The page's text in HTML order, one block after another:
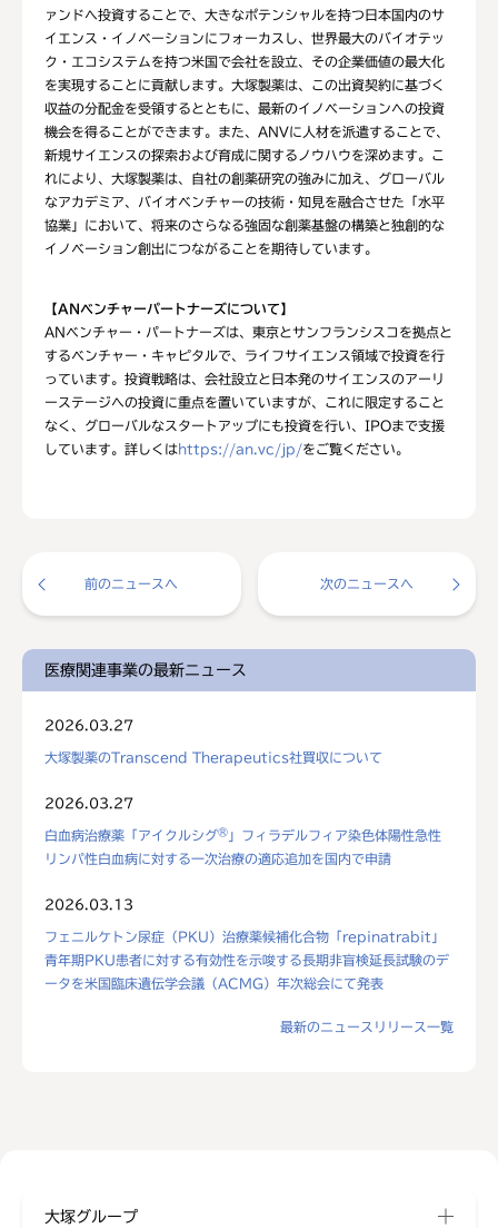
ァンドへ投資することで、大きなポテンシャルを持つ日本国内のサ
イエンス・イノベーションにフォーカスし、世界最大のバイオテッ
ク・エコシステムを持つ米国で会社を設立、その企業価値の最大化
を実現することに貢献します。大塚製薬は、この出資契約に基づく
収益の分配金を受領するとともに、最新のイノベーションへの投資
機会を得ることができます。また、ANVに人材を派遣することで、
新規サイエンスの探索および育成に関するノウハウを深めます。こ
れにより、大塚製薬は、自社の創薬研究の強みに加え、グローバル
なアカデミア、バイオベンチャーの技術・知見を融合させた「水平
協業」において、将来のさらなる強固な創薬基盤の構築と独創的な
イノベーション創出につながることを期待しています。
【ANベンチャーパートナーズについて】
ANベンチャー・パートナーズは、東京とサンフランシスコを拠点と
するベンチャー・キャピタルで、ライフサイエンス領域で投資を行
っています。投資戦略は、会社設立と日本発のサイエンスのアーリ
ーステージへの投資に重点を置いていますが、これに限定すること
なく、グローバルなスタートアップにも投資を行い、IPOまで支援
しています。詳しくはhttps://an.vc/jp/をご覧ください。
前のニュースへ 次のニュースへ
医療関連事業の最新ニュース
2026.03.27
大塚製薬のTranscend Therapeutics社買収について
2026.03.27
白血病治療薬「アイクルシグ® 」フィラデルフィア染色体陽性急性
リンパ性白血病に対する一次治療の適応追加を国内で申請
2026.03.13
フェニルケトン尿症（PKU）治療薬候補化合物「repinatrabit」
青年期PKU患者に対する有効性を示唆する長期非盲検延長試験のデ
ータを米国臨床遺伝学会議（ACMG）年次総会にて発表
最新のニュースリリース一覧
大塚グループ